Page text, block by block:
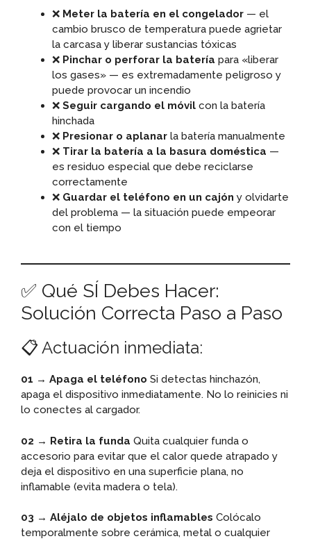
❌ Meter la batería en el congelador — el
cambio brusco de temperatura puede agrietar
la carcasa y liberar sustancias tóxicas
❌ Pinchar o perforar la batería para «liberar
los gases» — es extremadamente peligroso y
puede provocar un incendio
❌ Seguir cargando el móvil con la batería
hinchada
❌ Presionar o aplanar la batería manualmente
❌ Tirar la batería a la basura doméstica —
es residuo especial que debe reciclarse
correctamente
❌ Guardar el teléfono en un cajón y olvidarte
del problema — la situación puede empeorar
con el tiempo
✅ Qué SÍ Debes Hacer:
Solución Correcta Paso a Paso
📋 Actuación inmediata:
01 → Apaga el teléfono Si detectas hinchazón,
apaga el dispositivo inmediatamente. No lo reinicies ni
lo conectes al cargador.
02 → Retira la funda Quita cualquier funda o
accesorio para evitar que el calor quede atrapado y
deja el dispositivo en una superficie plana, no
inflamable (evita madera o tela).
03 → Aléjalo de objetos inflamables Colócalo
temporalmente sobre cerámica, metal o cualquier